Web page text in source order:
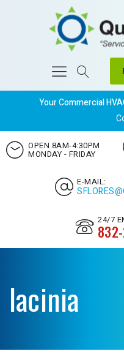
Your Commercial
OPEN 8AM-4:30PM
MONDAY - FRIDAY
E-MAIL:
24/7
lacinia